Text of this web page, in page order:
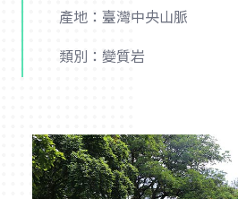
產地：臺灣中央山脈
類別：變質岩